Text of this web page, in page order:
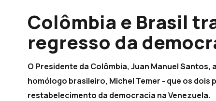
Colômbia e Brasil
regresso da
O Presidente da Colômbia, Juan Manuel
homólogo brasileiro, Michel Temer - que os
restabelecimento da democracia na Venezuela.